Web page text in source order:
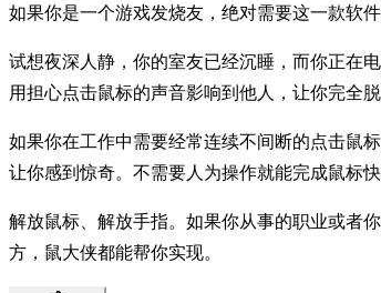
如果你是一个游戏发烧友，绝对需要这一款软
试想夜深人静，你的室友已经沉睡，而你正在
用担心点击鼠标的声音影响到他人，让你完全
如果你在工作中需要经常连续不间断的点击鼠
让你感到惊奇。不需要人为操作就能完成鼠标
解放鼠标、解放手指。如果你从事的职业或者
方，鼠大侠都能帮你实现。